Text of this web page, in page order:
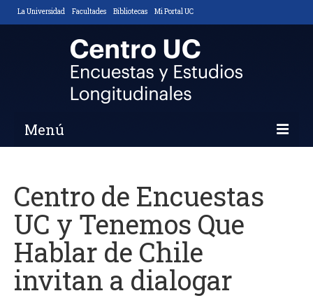
La Universidad Facultades Bibliotecas Mi Portal UC
Menú
Nosotros
Descripción y Objetivos
Áreas de Trabajo
Equipo
Centro de Encuestas
UC y Tenemos Que
Hablar de Chile
invitan a dialogar